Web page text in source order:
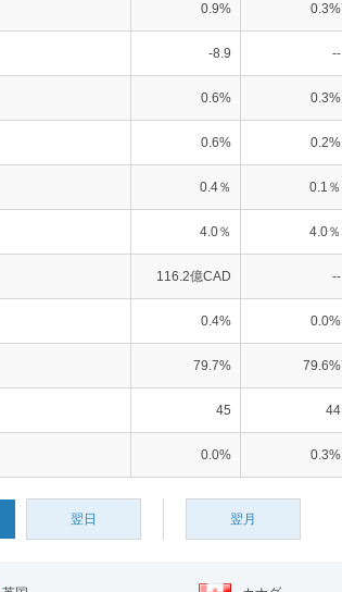
0.9% 0.3%
-8.9 --
0.6% 0.3%
0.6% 0.2%
0.4％ 0.1％
4.0％ 4.0％
116.2億CAD --
0.4% 0.0%
79.7% 79.6%
45 44
0.0% 0.3%
翌日 翌月